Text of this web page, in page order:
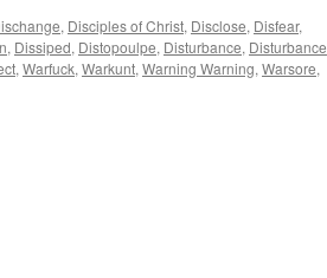
, Disciples of Christ, Disclose, Disfear,
, Dissiped, Distopoulpe, Disturbance, Disturbance
, Warfuck, Warkunt, Warning Warning, Warsore,